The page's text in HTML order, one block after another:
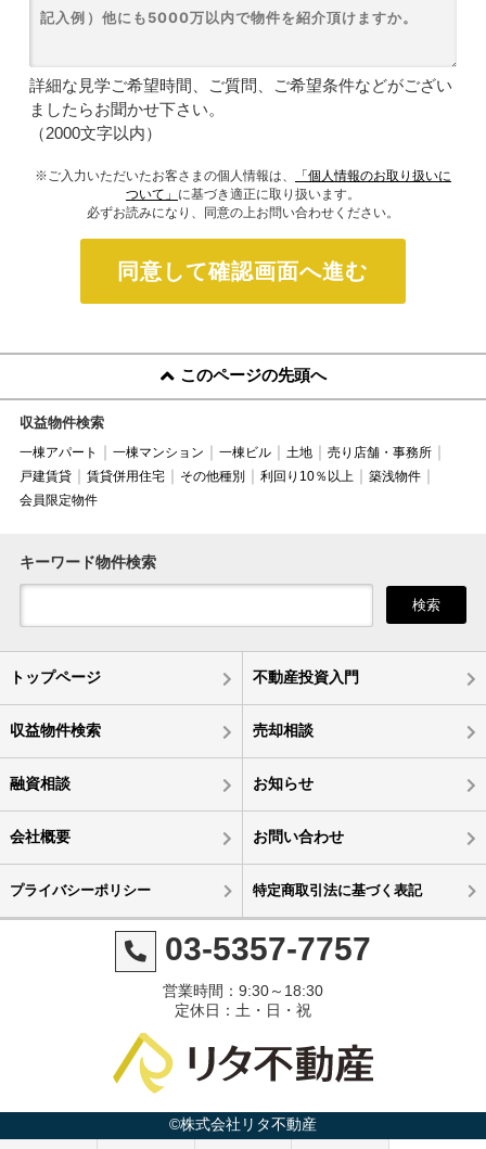
詳細な見学ご希望時間、ご質問、ご希望条件などがござい
ましたらお聞かせ下さい。
（2000文字以内）
※ご入力いただいたお客さまの個人情報は、
「個人情報のお取り扱いに
ついて」 に基づき適正に取り扱います。
必ずお読みになり、同意の上お問い合わせください。
同意して確認画面へ進む
このページの先頭へ
収益物件検索
一棟アパート 一棟マンション 一棟ビル 土地
売り店舗・事務所
戸建賃貸
賃貸併用住宅 その他種別 利回り10％以上
築浅物件
会員限定物件
キーワード物件検索
検索
トップページ 不動産投資入門
収益物件検索 売却相談
融資相談 お知らせ
会社概要 お問い合わせ
プライバシーポリシー 特定商取引法に基づく表記
03-5357-7757
営業時間：9:30～18:30
定休日：土・日・祝
©株式会社リタ不動産